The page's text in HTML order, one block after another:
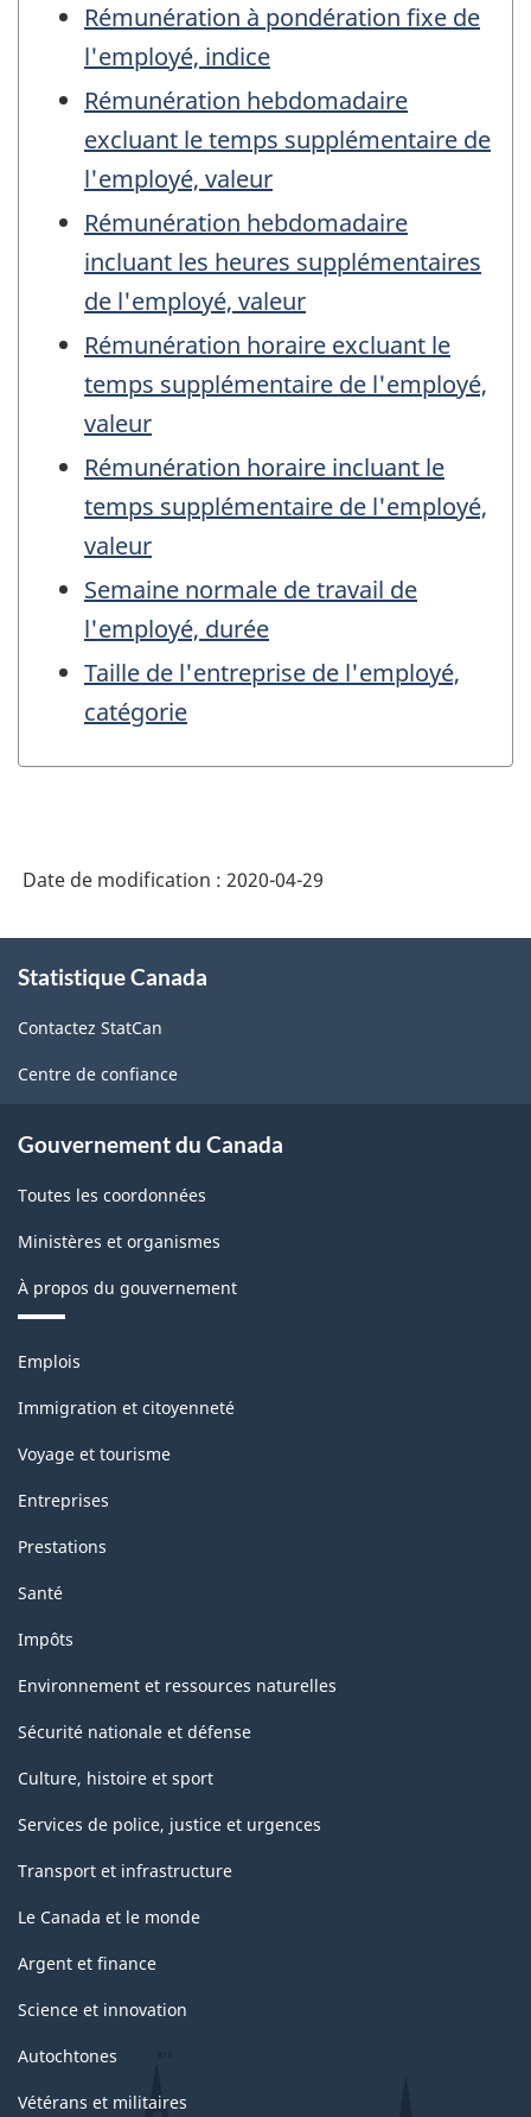
Rémunération à pondération fixe de
l'employé, indice
Rémunération hebdomadaire
excluant le temps supplémentaire de
l'employé, valeur
Rémunération hebdomadaire
incluant les heures supplémentaires
de l'employé, valeur
Rémunération horaire excluant le
temps supplémentaire de l'employé,
valeur
Rémunération horaire incluant le
temps supplémentaire de l'employé,
valeur
Semaine normale de travail de
l'employé, durée
Taille de l'entreprise de l'employé,
catégorie
Date de modification : 2020-04-29
propos
ce
site
Statistique Canada
Contactez StatCan
Centre de confiance
Gouvernement du Canada
Toutes les coordonnées
Ministères et organismes
À propos du gouvernement
Thèmes
sujets
Emplois
Immigration et citoyenneté
Voyage et tourisme
Entreprises
Prestations
Santé
Impôts
Environnement et ressources naturelles
Sécurité nationale et défense
Culture, histoire et sport
Services de police, justice et urgences
Transport et infrastructure
Le Canada et le monde
Argent et finance
Science et innovation
Autochtones
Vétérans et militaires